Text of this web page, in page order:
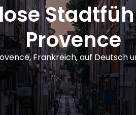
Provence
Frankreich, auf Deutsch